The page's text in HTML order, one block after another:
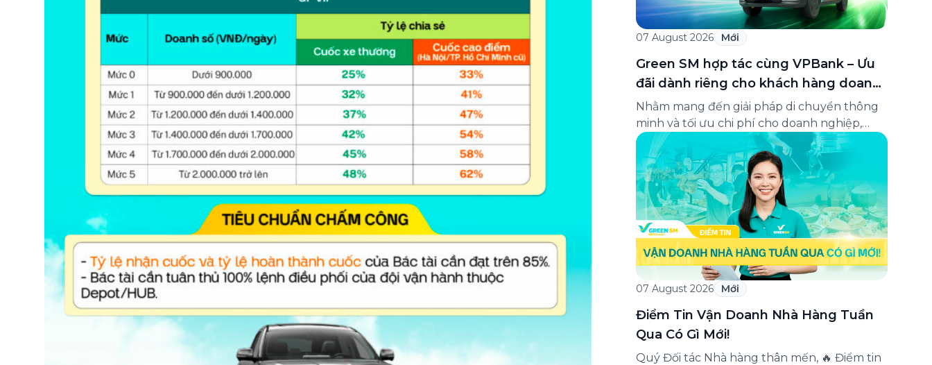
07 August 2026 Mới
Green SM hợp tác cùng VPBank – Ưu
đãi dành riêng cho khách hàng doanh
nghiệp Green Business
Nhằm mang đến giải pháp di chuyển thông
minh và tối ưu chi phí cho doanh nghiệp,
Green SM chính thức hợp tác cùng VPBank
triển khai chương trình ưu đãi dành riêng
cho khách hàng đăng ký thẻ Doanh nghiệp
Green Business. Thông qua chương trình,
doanh nghiệp có thể tận hưởng nhiều ưu […]
07 August 2026 Mới
Điểm Tin Vận Doanh Nhà Hàng Tuần
Qua Có Gì Mới!
Quý Đối tác Nhà hàng thân mến, 🔥 Điểm tin